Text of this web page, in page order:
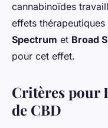
cannabinoïdes
effets thérapeutiques
Spectrum et Broad
pour cet effet.
Critères pour
de CBD